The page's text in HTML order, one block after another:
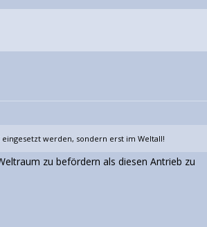
eingesetzt werden, sondern erst im Weltall!
zu befördern als diesen Antrieb zu